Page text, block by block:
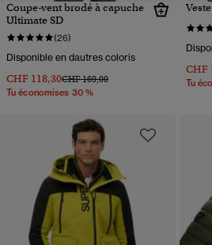
Coupe-vent brodé à capuche
Ultimate SD
(26)
Disponible en dautres coloris
CHF 118,30Prix réduit de
CHF 169,00à
Tu économises 30 %
CHF
Tu